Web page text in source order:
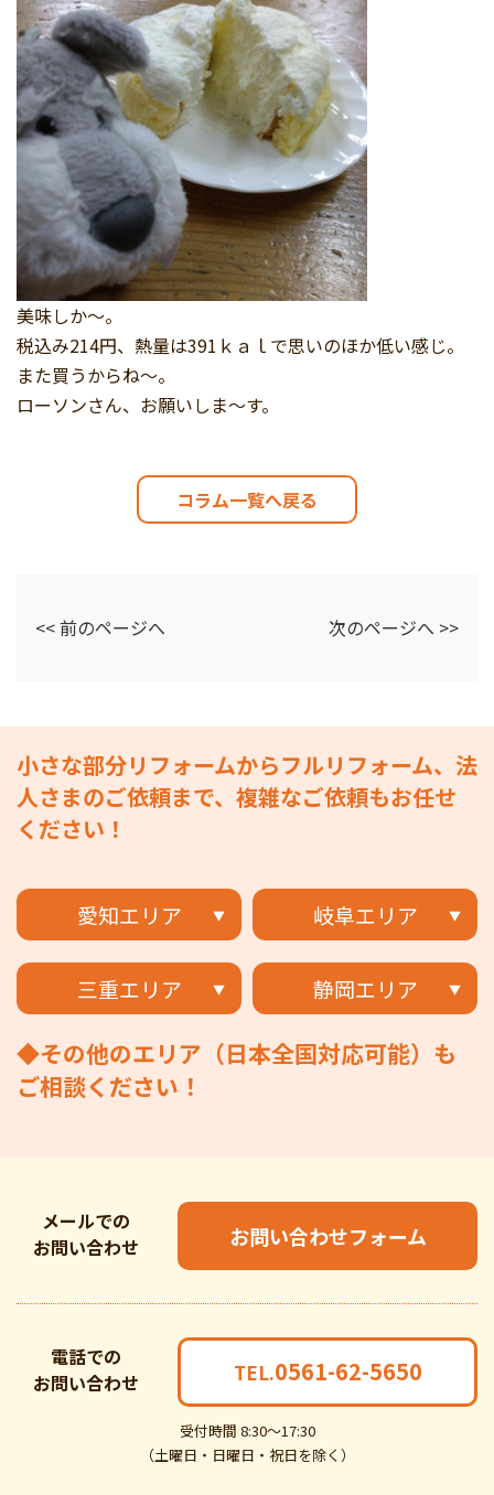
美味しか～。
税込み214円、熱量は391ｋａｌで思いのほか低い感じ。
また買うからね～。
ローソンさん、お願いしま～す。
コラム一覧へ戻る
<< 前のページへ 次のページへ >>
小さな部分リフォームからフルリフォーム、法
人さまのご依頼まで、複雑なご依頼もお任せ
ください！
愛知エリア 岐阜エリア
三重エリア 静岡エリア
◆その他のエリア（日本全国対応可能）も
ご相談ください！
メールでの
お問い合わせ
お問い合わせフォーム
電話での
お問い合わせ
受付時間 8:30～17:30
（土曜日・日曜日・祝日を除く）
TEL.0561-62-5650